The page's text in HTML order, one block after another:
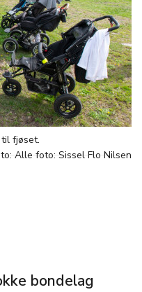
fjøset.
Alle foto: Sissel Flo Nilsen
bondelag